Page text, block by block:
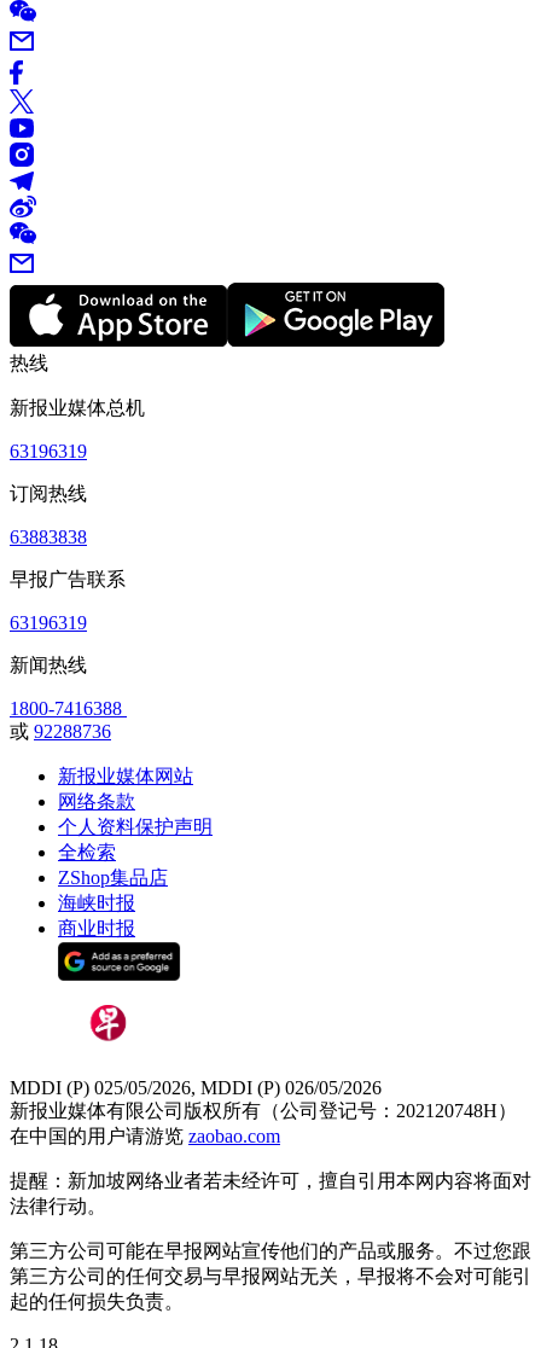
热线
新报业媒体总机
63196319
订阅热线
63883838
早报广告联系
63196319
新闻热线
1800-7416388
或 92288736
新报业媒体网站
网络条款
个人资料保护声明
全检索
ZShop集品店
海峡时报
商业时报
MDDI (P) 025/05/2026, MDDI (P) 026/05/2026
新报业媒体有限公司版权所有（公司登记号：202120748H）
在中国的用户请游览 zaobao.com
提醒：新加坡网络业者若未经许可，擅自引用本网内容将面对
法律行动。
第三方公司可能在早报网站宣传他们的产品或服务。不过您跟
第三方公司的任何交易与早报网站无关，早报将不会对可能引
起的任何损失负责。